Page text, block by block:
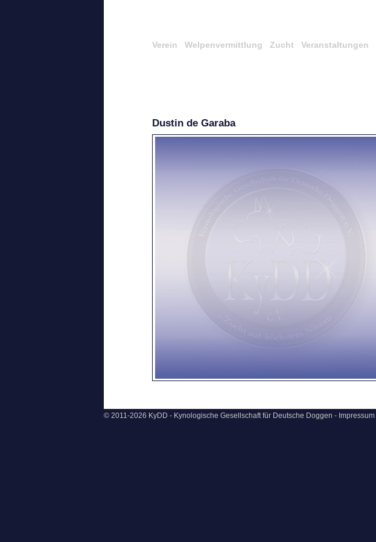
Verein Welpenvermittlung Zucht Veranstaltungen
Dustin de Garaba
© 2011-2026 KyDD - Kynologische Gesellschaft für Deutsche Doggen - Impressum